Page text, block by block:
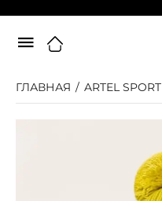
ГЛАВНАЯ / ARTEL SPORT